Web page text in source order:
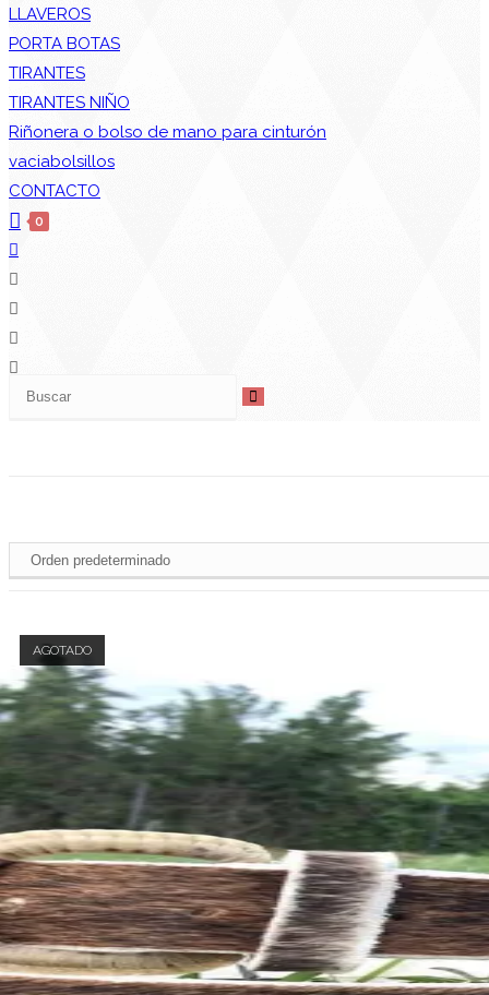
LLAVEROS
PORTA BOTAS
TIRANTES
TIRANTES NIÑO
Riñonera o bolso de mano para cinturón
vaciabolsillos
CONTACTO
0
AGOTADO